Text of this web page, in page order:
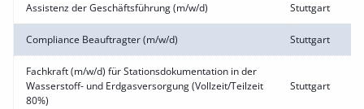
Assistenz der Geschäftsführung (m/w/d) Stuttgart
Compliance Beauftragter (m/w/d) Stuttgart
Fachkraft (m/w/d) für Stationsdokumentation in der
Wasserstoff- und Erdgasversorgung (Vollzeit/Teilzeit
80%)
Stuttgart